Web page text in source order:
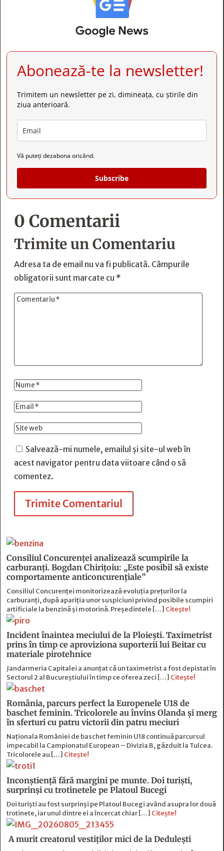
Abonează-te la newsletter!
Trimitem un newsletter pe zi, dimineața, cu știrile din
ziua anterioară.
Vă puteți dezabona oricând.
Subscribe
0 Comentarii
Trimite un Comentariu
Adresa ta de email nu va fi publicată. Câmpurile
obligatorii sunt marcate cu *
Salvează-mi numele, emailul și site-ul web în
acest navigator pentru data viitoare când o să
comentez.
Trimite Comentariul
Consiliul Concurenței analizează scumpirile la
carburanți. Bogdan Chirițoiu: „Este posibil să existe
comportamente anticoncurențiale”
Consiliul Concurenței monitorizează evoluția prețurilor la
carburanți, după apariția unor suspiciuni privind posibile scumpiri
artificiale la benzină și motorină. Președintele […] Citește!
Incident înaintea meciului de la Ploiești. Taximetrist
prins în timp ce aproviziona suporterii lui Beitar cu
materiale pirotehnice
Jandarmeria Capitalei a anunțat că un taximetrist a fost depistat în
Sectorul 2 al Bucureștiului în timp ce oferea zeci […] Citește!
România, parcurs perfect la Europenele U18 de
baschet feminin. Tricolorele au învins Olanda și merg
în sferturi cu patru victorii din patru meciuri
Naționala României de baschet feminin U18 continuă parcursul
impecabil la Campionatul European – Divizia B, găzduit la Tulcea.
Tricolorele au […] Citește!
Inconștiență fără margini pe munte. Doi turiști,
surprinși cu trotinetele pe Platoul Bucegi
Doi turiști au fost surprinși pe Platoul Bucegi având asupra lor două
trotinete, iar unul dintre ei a încercat chiar […] Citește!
A murit creatorul vestiților mici de la Dedulești